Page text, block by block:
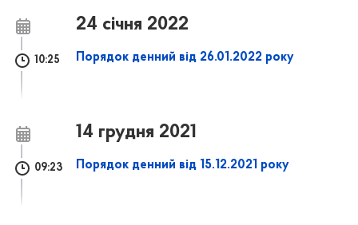
24 січня 2022
10:25 Порядок денний від 26.01.2022 року
14 грудня 2021
09:23 Порядок денний від 15.12.2021 року